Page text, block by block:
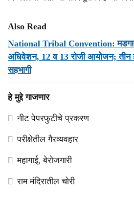
Also Read
National Tribal Convention:
अधिवेशन, 12 व 13 रोजी आयोजन; तीन
सहभागी
हे मुद्दे गाजणार
 नीट पेपरफुटीचे प्रकरण
 परीक्षेतील गैरव्यवहार
 महागाई, बेरोजगारी
 राम मंदिरातील चोरी